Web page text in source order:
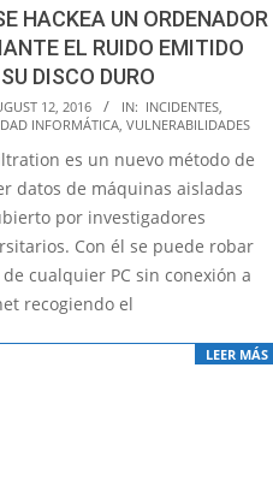
HACKEA UN ORDENADOR
EL RUIDO EMITIDO
DISCO DURO
12, 2016 IN: INCIDENTES,
INFORMÁTICA, VULNERABILIDADES
es un nuevo método de
datos de máquinas aisladas
por investigadores
Con él se puede robar
cualquier PC sin conexión a
recogiendo el
LEER MÁS